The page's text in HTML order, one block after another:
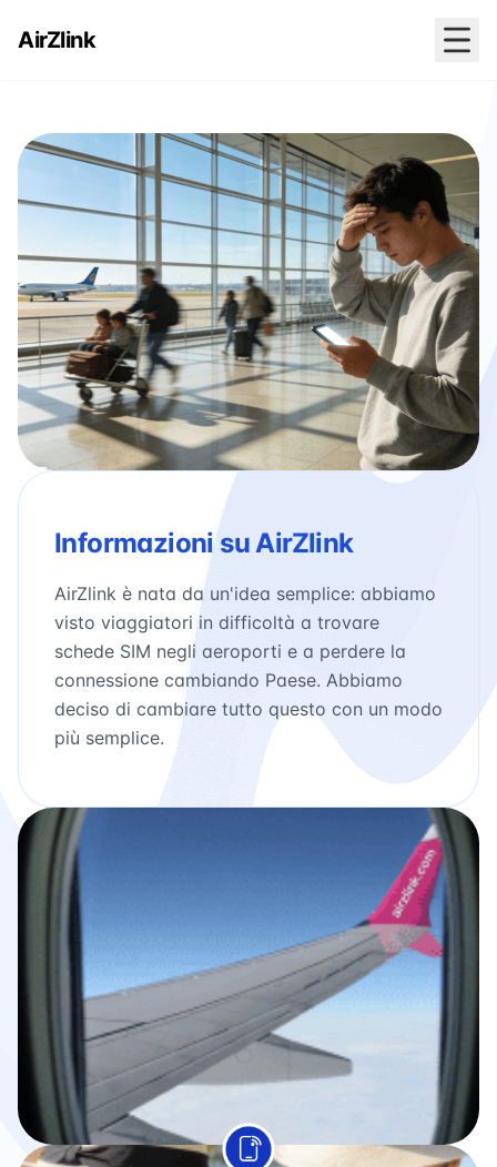
AirZlink
Informazioni su AirZlink
AirZlink è nata da un'idea semplice: abbiamo
visto viaggiatori in difficoltà a trovare
schede SIM negli aeroporti e a perdere la
connessione cambiando Paese. Abbiamo
deciso di cambiare tutto questo con un modo
più semplice.